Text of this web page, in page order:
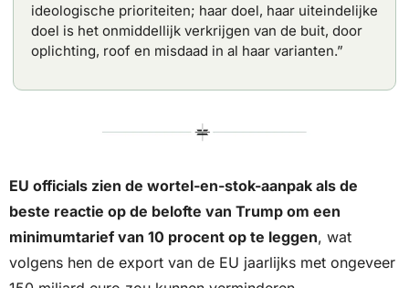
ideologische prioriteiten; haar doel, haar uiteindelijke
doel is het onmiddellijk verkrijgen van de buit, door
oplichting, roof en misdaad in al haar varianten.”
EU officials zien de wortel-en-stok-aanpak als de
beste reactie op de belofte van Trump om een
minimumtarief van 10 procent op te leggen, wat
volgens hen de export van de EU jaarlijks met ongeveer